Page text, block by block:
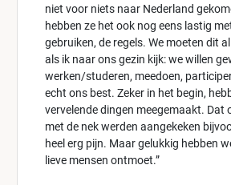
niet voor niets naar Nederland
hebben ze het ook nog eens lastig
gebruiken, de regels. We moeten dit
als ik naar ons gezin kijk: we willen
werken/studeren, meedoen,
echt ons best. Zeker in het begin,
vervelende dingen meegemaakt. Dat
met de nek werden aangekeken
heel erg pijn. Maar gelukkig hebben
lieve mensen ontmoet.”